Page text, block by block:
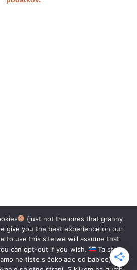
(just not the ones that granny
give you the best experience on our
to use this site we will assume that
can opt-out if you wish.
Ta stran
ne tiste s čokolado od babice), ki